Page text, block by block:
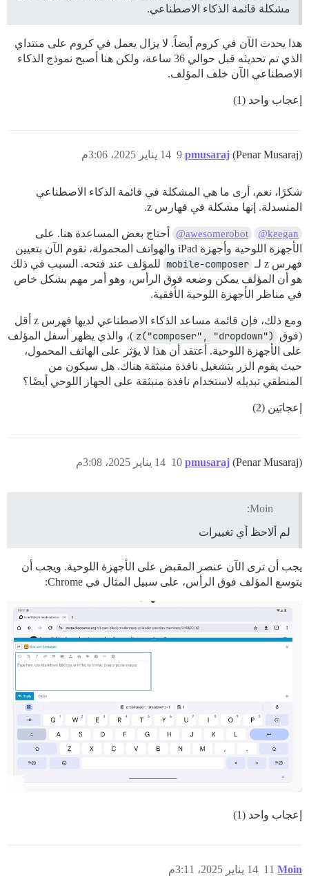
مشكلة قائمة الذكاء الاصطناعي.
هذا يحدث الآن في كروم أيضاً. لا يزال يعمل في كروم على منتداي
الذي تم تحديثه قبل حوالي 36 ساعة، ولكن هنا أصبح نموذج الذكاء
الاصطناعي الآن خلف المؤلف.
إعجاب واحد (1)
pmusaraj (Penar Musaraj) 14 يناير 2025، 3:06م 9
شكرًا، نعم، أرى ما هي المشكلة في قائمة الذكاء الاصطناعي
المنسدلة. إنها مشكلة في فهارس z.
@keegan
@awesomerobot
أحتاج بعض المساعدة هنا. على
الأجهزة اللوحية وأجهزة iPad والهواتف المحمولة، نقوم الآن بتعيين
فهرس z لـ
mobile-composer للمؤلف عند فتحه. السبب في ذلك
هو أن المؤلف يمكن وضعه فوق الرأس، وهو أمر مهم بشكل خاص
في مناظر الأجهزة اللوحية الأفقية.
ومع ذلك، فإن قائمة مساعد الذكاء الاصطناعي لديها فهرس z أقل
(فوق
z("composer", "dropdown") )، والذي يظهر أسفل المؤلف
على الأجهزة اللوحية. أعتقد أن هذا لا يؤثر على الهاتف المحمول،
حيث يقوم الزر بتشغيل نافذة منبثقة هناك. هل سيكون من
المنطقي تبديله لاستخدام نافذة منبثقة على الجهاز اللوحي أيضًا؟
إعجابَين (2)
pmusaraj (Penar Musaraj) 14 يناير 2025، 3:08م 10
Moin:
لم ألاحظ أي تغييرات
يجب أن ترى الآن عنصر المقبض على الأجهزة اللوحية. ويجب أن
يتوسع المؤلف فوق الرأس، على سبيل المثال في Chrome:
إعجاب واحد (1)
Moin 14 يناير 2025، 3:11م 11